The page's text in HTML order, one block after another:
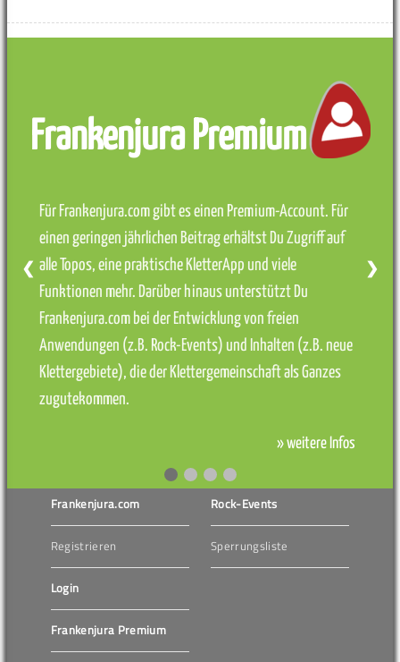
Frankenjura Premium
Für Frankenjura.com gibt es einen Premium-Account. Für
einen geringen jährlichen Beitrag erhältst Du Zugriff auf
alle Topos, eine praktische KletterApp und viele
Funktionen mehr. Darüber hinaus unterstützt Du
Frankenjura.com bei der Entwicklung von freien
Anwendungen (z.B. Rock-Events) und Inhalten (z.B. neue
Klettergebiete), die der Klettergemeinschaft als Ganzes
zugutekommen.
» weitere Infos
❮ ❯
Frankenjura.com
Registrieren
Login
Frankenjura Premium
Rock-Events
Sperrungsliste